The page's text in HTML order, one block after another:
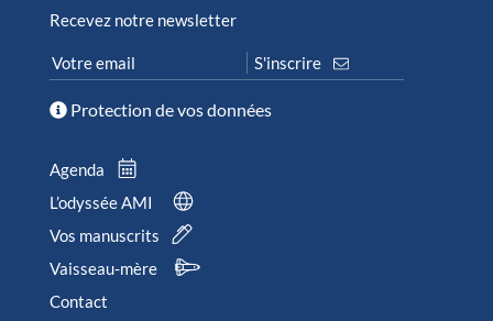
Recevez notre newsletter
Protection de vos données
Agenda
L’odyssée AMI
Vos manuscrits
Vaisseau-mère
Contact